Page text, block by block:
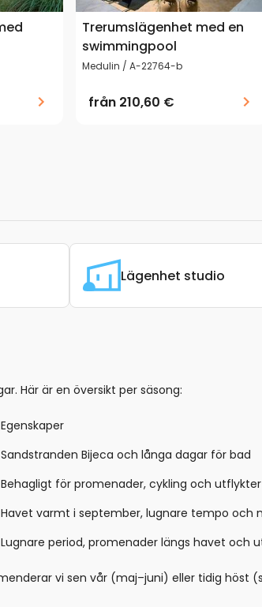
Trerumslägenhet med en
swimmingpool
Medulin / A-22764-b
från 210,60 €
Lägenhet studio
Här är en översikt per säsong:
Egenskaper
Sandstranden Bijeca och långa dagar för bad
Behagligt för promenader, cykling och
Havet varmt i september, lugnare tempo och
Lugnare period, promenader längs havet och
vi sen vår (maj–juni) eller tidig höst